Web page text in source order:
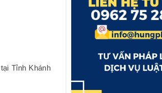
Tỉnh Khánh